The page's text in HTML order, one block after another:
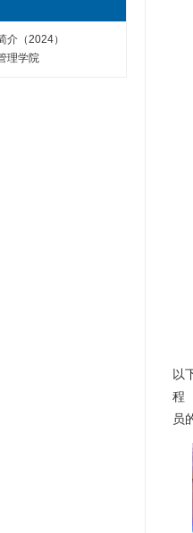
介（2024）
理学院
以
程
员